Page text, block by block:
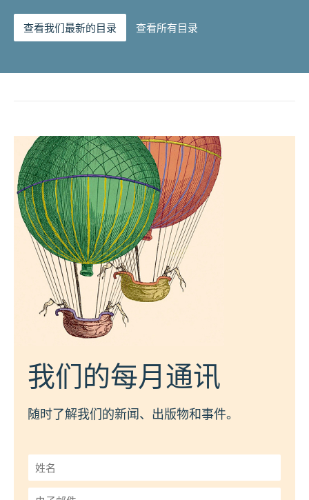
查看我们最新的目录 查看所有目录
我们的每月通讯
随时了解我们的新闻、出版物和事件。
姓
名
*